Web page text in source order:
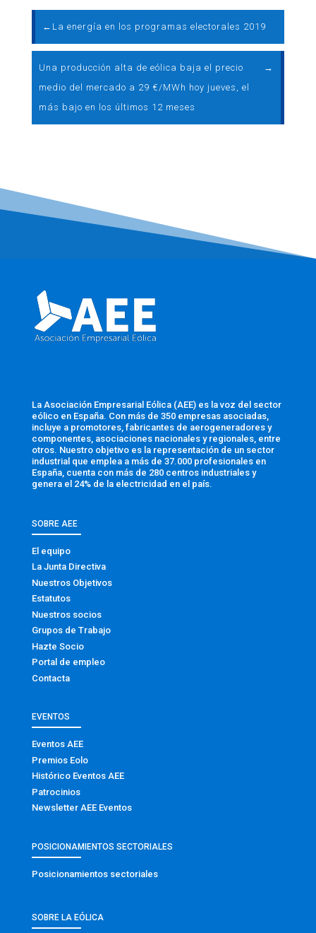
← La energía en los programas electorales 2019
Una producción alta de eólica baja el precio
medio del mercado a 29 €/MWh hoy jueves, el
más bajo en los últimos 12 meses
→
La Asociación Empresarial Eólica (AEE) es la voz del sector
eólico en España. Con más de 350 empresas asociadas,
incluye a promotores, fabricantes de aerogeneradores y
componentes, asociaciones nacionales y regionales, entre
otros. Nuestro objetivo es la representación de un sector
industrial que emplea a más de 37.000 profesionales en
España, cuenta con más de 280 centros industriales y
genera el 24% de la electricidad en el país.
SOBRE AEE
El equipo
La Junta Directiva
Nuestros Objetivos
Estatutos
Nuestros socios
Grupos de Trabajo
Hazte Socio
Portal de empleo
Contacta
EVENTOS
Eventos AEE
Premios Eolo
Histórico Eventos AEE
Patrocinios
Newsletter AEE Eventos
POSICIONAMIENTOS SECTORIALES
Posicionamientos sectoriales
SOBRE LA EÓLICA